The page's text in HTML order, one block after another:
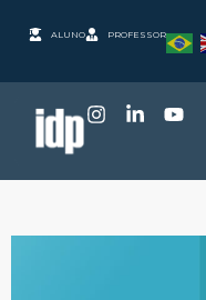
ALUNO PROFESSOR